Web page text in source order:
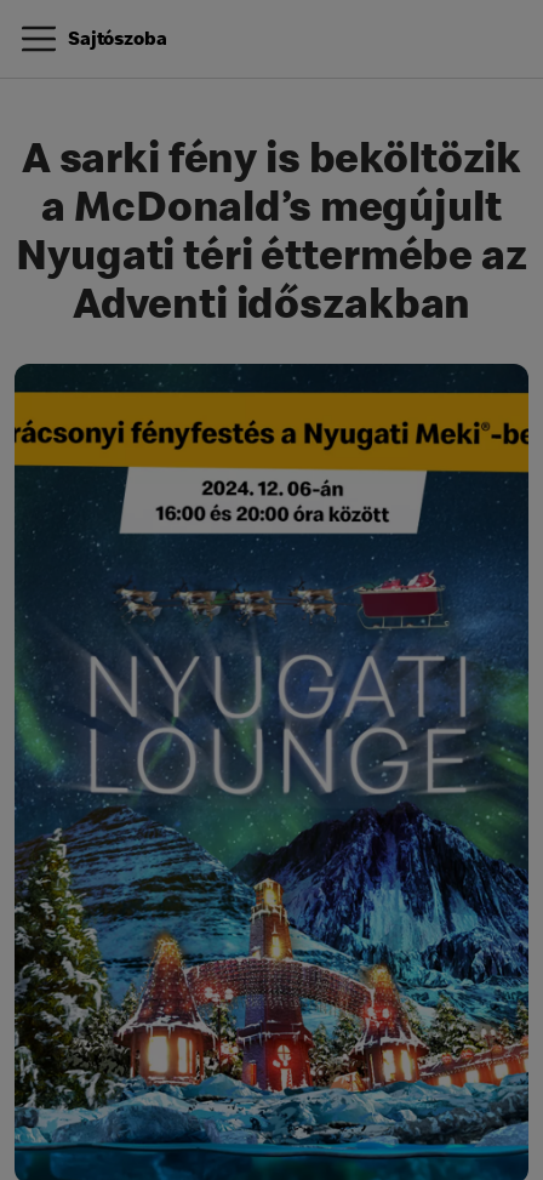
Sajtószoba
A sarki fény is beköltözik
a McDonald’s megújult
Nyugati téri éttermébe az
Adventi időszakban